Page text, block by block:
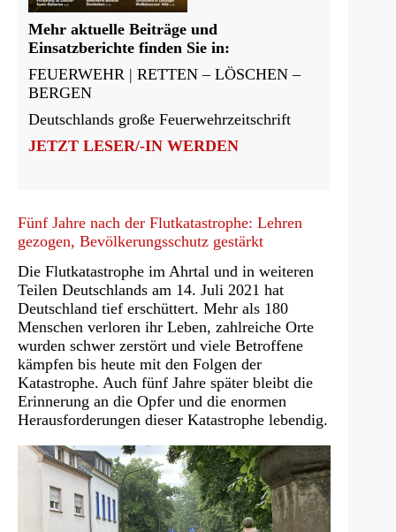
Mehr aktuelle Beiträge und
Einsatzberichte finden Sie in:
FEUERWEHR | RETTEN – LÖSCHEN –
BERGEN
Deutschlands große Feuerwehrzeitschrift
JETZT LESER/-IN WERDEN
Fünf Jahre nach der Flutkatastrophe: Lehren
gezogen, Bevölkerungsschutz gestärkt
Die Flutkatastrophe im Ahrtal und in weiteren
Teilen Deutschlands am 14. Juli 2021 hat
Deutschland tief erschüttert. Mehr als 180
Menschen verloren ihr Leben, zahlreiche Orte
wurden schwer zerstört und viele Betroffene
kämpfen bis heute mit den Folgen der
Katastrophe. Auch fünf Jahre später bleibt die
Erinnerung an die Opfer und die enormen
Herausforderungen dieser Katastrophe lebendig.